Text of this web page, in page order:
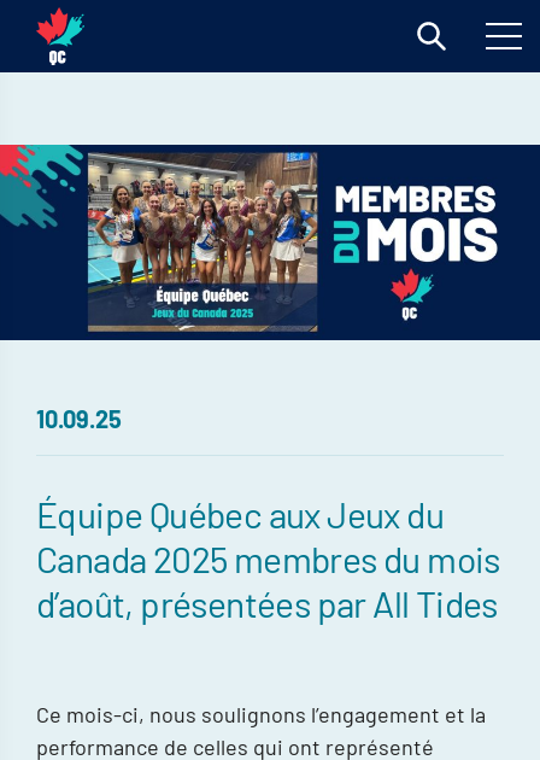
10.09.25
Équipe Québec aux Jeux du
Canada 2025 membres du mois
d’août, présentées par All Tides
Ce mois-ci, nous soulignons l’engagement et la
performance de celles qui ont représenté